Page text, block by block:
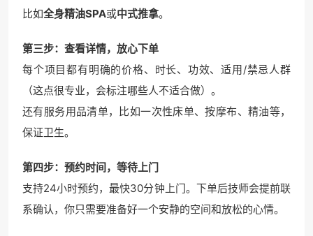
比如全身精油SPA或中式推拿。
第三步：查看详情，放心下单
每个项目都有明确的价格、时长、功效、适用/禁忌人群
（这点很专业，会标注哪些人不适合做）。
还有服务用品清单，比如一次性床单、按摩布、精油等，
保证卫生。
第四步：预约时间，等待上门
支持24小时预约，最快30分钟上门。下单后技师会提前联
系确认，你只需要准备好一个安静的空间和放松的心情。